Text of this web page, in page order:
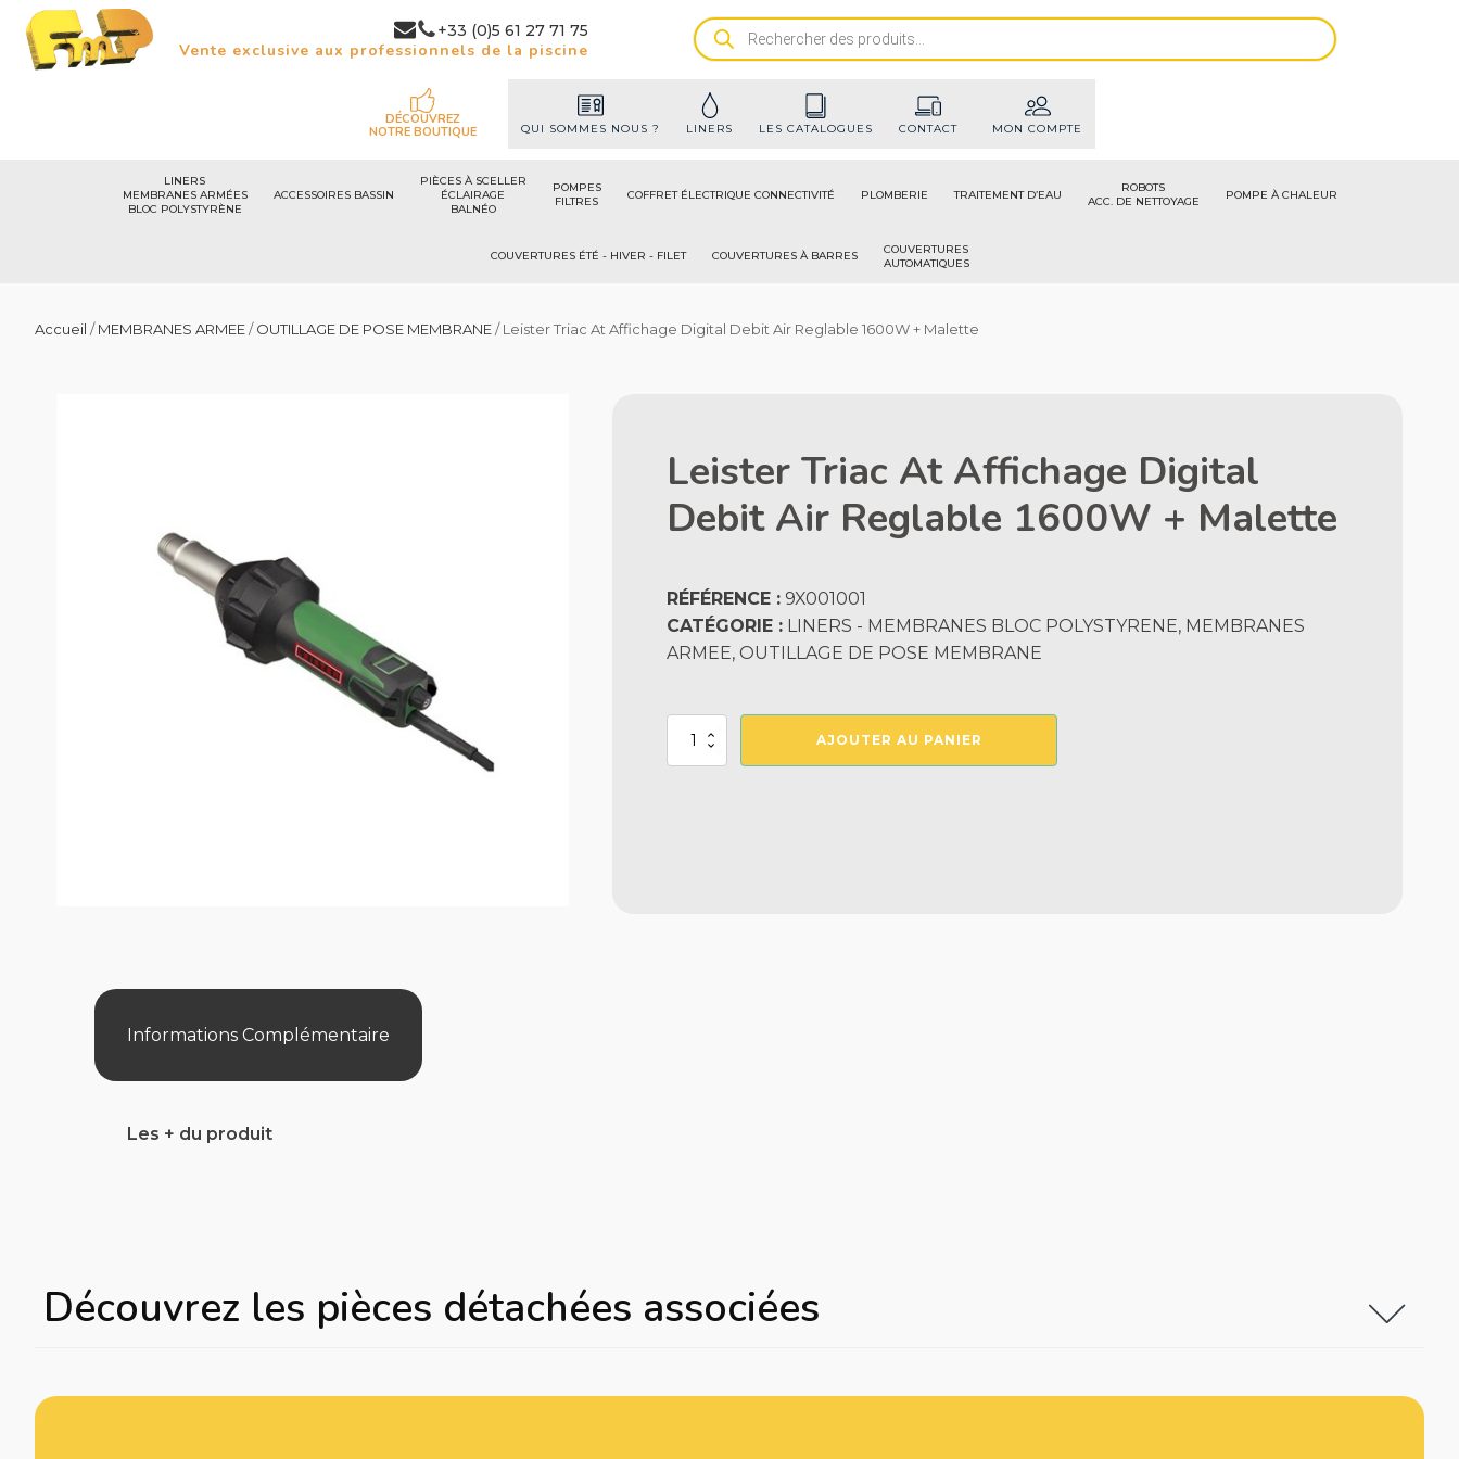
+33 (0)5 61 27 71 75
Vente exclusive aux professionnels de la piscine
Recherche
de
DÉCOUVREZ
NOTRE BOUTIQUE
QUI SOMMES NOUS ? LINERS LES CATALOGUES CONTACT MON COMPTE
LINERS
MEMBRANES ARMÉES
BLOC POLYSTYRÈNE
ACCESSOIRES BASSIN
PIÈCES À SCELLER
ÉCLAIRAGE
BALNÉO
POMPES
FILTRES
COFFRET ÉLECTRIQUE CONNECTIVITÉ PLOMBERIE TRAITEMENT D’EAU
ROBOTS
ACC. DE NETTOYAGE
POMPE À CHALEUR
COUVERTURES ÉTÉ - HIVER - FILET COUVERTURES À BARRES
COUVERTURES
AUTOMATIQUES
Accueil /MEMBRANES ARMEE/OUTILLAGE DE POSE MEMBRANE/ Leister Triac At Affichage Digital Debit Air Reglable 1600W + Malette
Leister Triac At Affichage Digital
Debit Air Reglable 1600W + Malette
RÉFÉRENCE : 9X001001
CATÉGORIE : LINERS - MEMBRANES BLOC POLYSTYRENE, MEMBRANES
ARMEE, OUTILLAGE DE POSE MEMBRANE
quantité
AJOUTER AU PANIER
Informations Complémentaire
Les + du produit
Découvrez les pièces détachées associées